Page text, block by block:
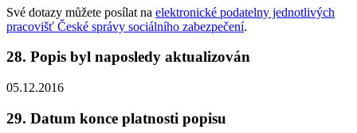
Své dotazy můžete posílat na elektronické podatelny jednotlivých
pracovišť České správy sociálního zabezpečení.
28. Popis byl naposledy aktualizován
05.12.2016
29. Datum konce platnosti popisu